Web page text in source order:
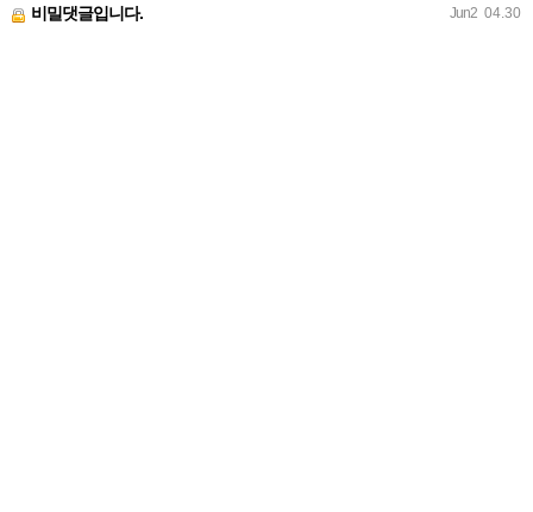
Jun2 04.30
비밀댓글입니다.